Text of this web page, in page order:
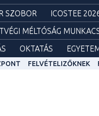
SZOBOR ICOSTEE
MÉLTÓSÁG
OKTATÁS
FELVÉTELIZŐKNEK